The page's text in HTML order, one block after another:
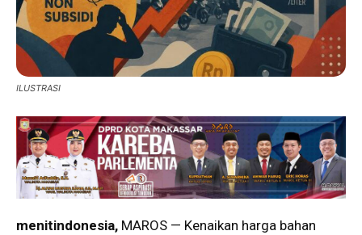
ILUSTRASI
menitindonesia, MAROS — Kenaikan harga bahan